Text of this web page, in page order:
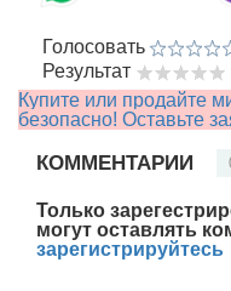
Голосовать
Результат
Купите или продайте
безопасно! Оставьте
КОММЕНТАРИИ
Только
могут оставлять
зарегистрируйтесь